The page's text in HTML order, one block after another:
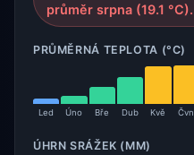
průměr srpna (19.1 °C).
PRŮMĚRNÁ TEPLOTA (°C)
Led Úno Bře Dub Kvě Čvn
ÚHRN SRÁŽEK (MM)